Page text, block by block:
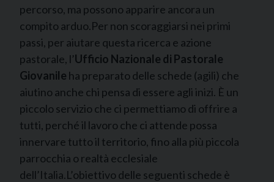
percorso, ma possono apparire ancora un
compito arduo.Per non scoraggiarsi nei primi
passi, per aiutare questa ricerca e azione
pastorale, l’Ufficio Nazionale di Pastorale
Giovanile ha preparato delle schede (agili) che
aiutino anche chi pensa di essere agli inizi. È un
piccolo servizio che ci permettiamo di offrire a
tutti, perché il lavoro che ci attende possa
innervare tutto il territorio, fino alla più piccola
parrocchia o realtà ecclesiale
dell’Italia.L’obiettivo delle seguenti schede è